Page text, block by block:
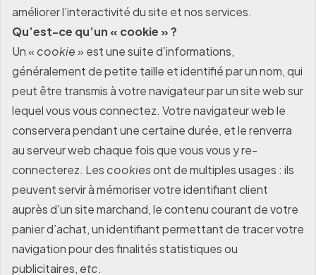
améliorer l’interactivité du site et nos services.
Qu’est-ce qu’un « cookie » ?
Un « cookie» est une suite d’informations,
généralement de petite taille et identifié par un nom, qui
peut être transmis à votre navigateur par un site web sur
lequel vous vous connectez. Votre navigateur web le
conservera pendant une certaine durée, et le renverra
au serveur web chaque fois que vous vous y re-
connecterez. Les cookiesont de multiples usages : ils
peuvent servir à mémoriser votre identifiant client
auprès d’un site marchand, le contenu courant de votre
panier d’achat, un identifiant permettant de tracer votre
navigation pour des finalités statistiques ou
publicitaires, etc.